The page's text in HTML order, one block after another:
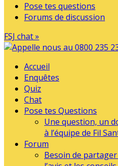
Pose tes questions
Forums de discussion
FSJ chat »
Accueil
Enquêtes
Quiz
Chat
Pose tes Questions
Une question, un
à l’équipe de Fil
Forum
Besoin de